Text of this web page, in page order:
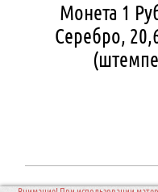
Монета 1
Серебро,